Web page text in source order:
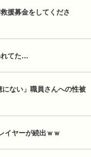
援募金をしてくださ
れてた…
にない」職員さんへの性被
イヤーが続出ｗｗ